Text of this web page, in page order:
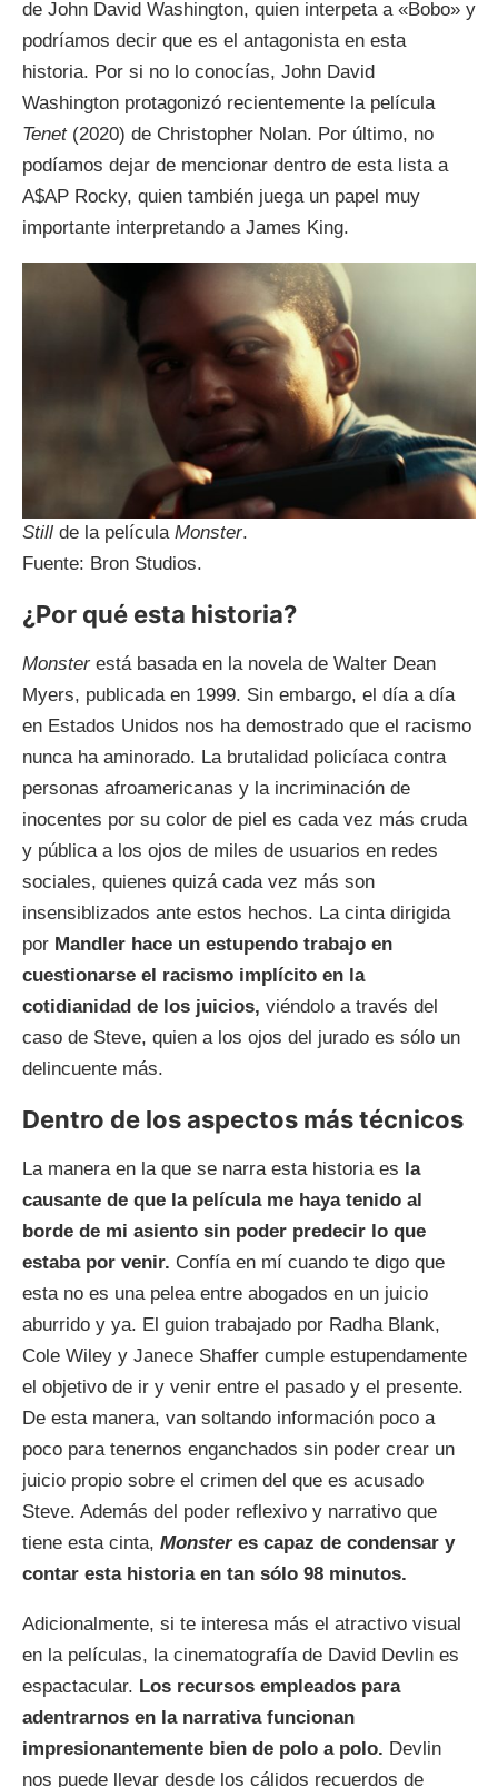
de John David Washington, quien interpeta a «Bobo» y
podríamos decir que es el antagonista en esta
historia. Por si no lo conocías, John David
Washington protagonizó recientemente la película
Tenet (2020) de Christopher Nolan. Por último, no
podíamos dejar de mencionar dentro de esta lista a
A$AP Rocky, quien también juega un papel muy
importante interpretando a James King.
Still de la película Monster.
Fuente: Bron Studios.
¿Por qué esta historia?
Monsterestá basada en la novela de Walter Dean
Myers, publicada en 1999. Sin embargo, el día a día
en Estados Unidos nos ha demostrado que el racismo
nunca ha aminorado. La brutalidad policíaca contra
personas afroamericanas y la incriminación de
inocentes por su color de piel es cada vez más cruda
y pública a los ojos de miles de usuarios en redes
sociales, quienes quizá cada vez más son
insensiblizados ante estos hechos. La cinta dirigida
por Mandler hace un estupendo trabajo en
cuestionarse el racismo implícito en la
cotidianidad de los juicios, viéndolo a través del
caso de Steve, quien a los ojos del jurado es sólo un
delincuente más.
Dentro de los aspectos más técnicos
La manera en la que se narra esta historia es la
causante de que la película me haya tenido al
borde de mi asiento sin poder predecir lo que
estaba por venir. Confía en mí cuando te digo que
esta no es una pelea entre abogados en un juicio
aburrido y ya. El guion trabajado por Radha Blank,
Cole Wiley y Janece Shaffer cumple estupendamente
el objetivo de ir y venir entre el pasado y el presente.
De esta manera, van soltando información poco a
poco para tenernos enganchados sin poder crear un
juicio propio sobre el crimen del que es acusado
Steve. Además del poder reflexivo y narrativo que
tiene esta cinta, Monsteres capaz de condensar y
contar esta historia en tan sólo 98 minutos.
Adicionalmente, si te interesa más el atractivo visual
en la películas, la cinematografía de David Devlin es
espactacular. Los recursos empleados para
adentrarnos en la narrativa funcionan
impresionantemente bien de polo a polo. Devlin
nos puede llevar desde los cálidos recuerdos de